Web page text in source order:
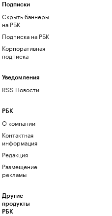
Подписки
Скрыть баннеры
на РБК
Подписка на РБК
Корпоративная
подписка
Уведомления
RSS Новости
РБК
О компании
Контактная
информация
Редакция
Размещение
рекламы
Другие
продукты
РБК